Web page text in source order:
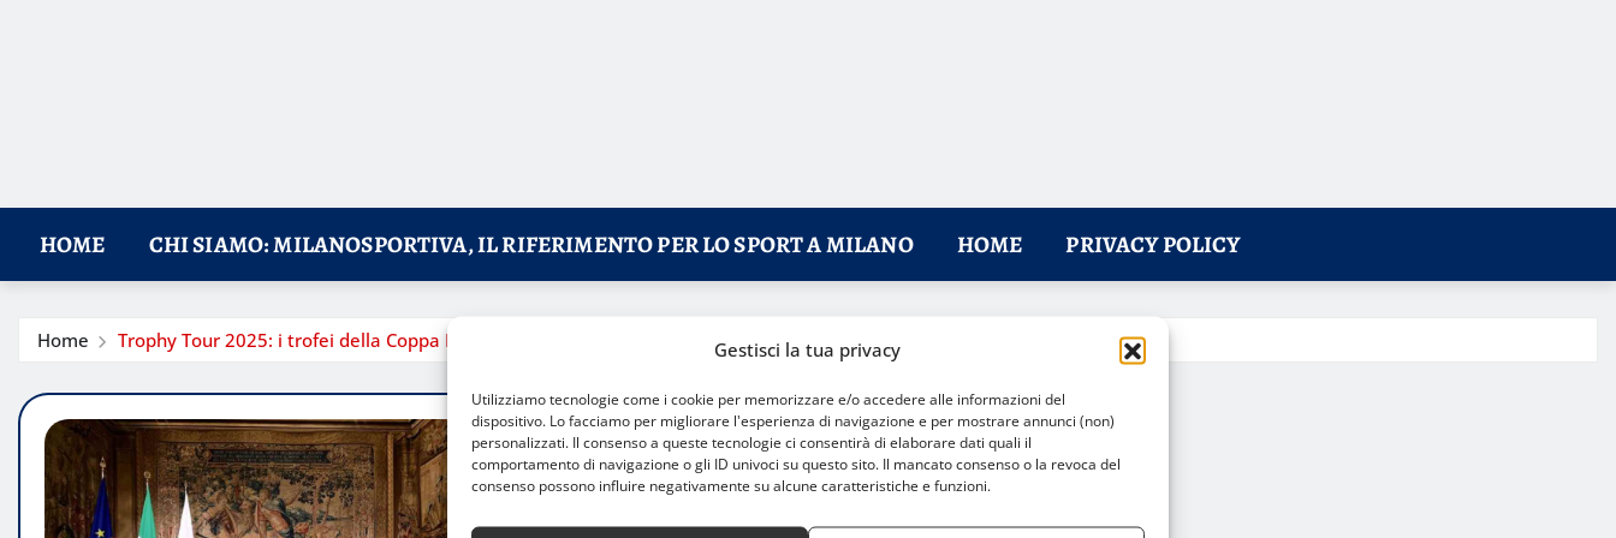
Gestisci la tua privacy
Utilizziamo tecnologie come i cookie per memorizzare e/o accedere alle informazioni del
dispositivo. Lo facciamo per migliorare l'esperienza di navigazione e per mostrare annunci (non)
personalizzati. Il consenso a queste tecnologie ci consentirà di elaborare dati quali il
comportamento di navigazione o gli ID univoci su questo sito. Il mancato consenso o la revoca del
consenso possono influire negativamente su alcune caratteristiche e funzioni.
HOME CHI SIAMO: MILANOSPORTIVA, IL RIFERIMENTO PER LO SPORT A MILANO HOME PRIVACY POLICY
Home Trophy Tour 2025: i trofei della Coppa Davis e Billie Jean King Cup arrivano a Milano